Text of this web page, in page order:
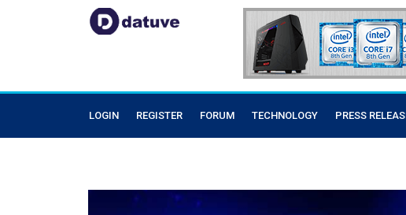
LOGIN REGISTER FORUM TECHNOLOGY PRESS